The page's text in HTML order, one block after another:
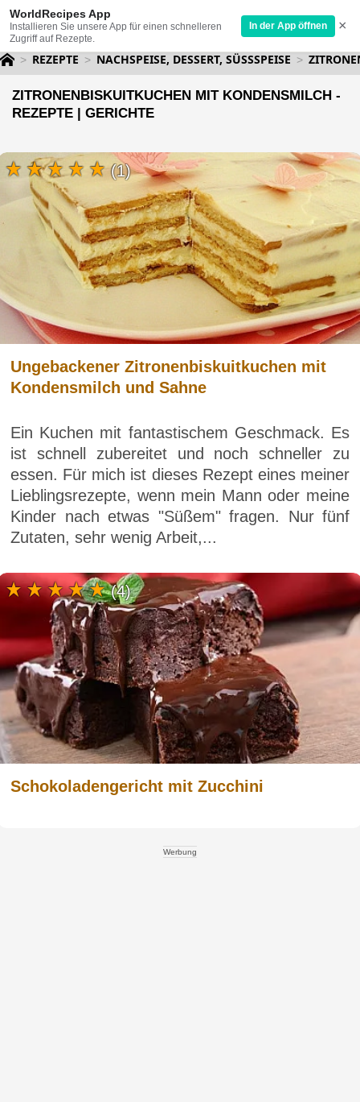
WorldRecipes App
Installieren Sie unsere App für einen schnelleren
Zugriff auf Rezepte.
In der App öffnen ×
REZEPTE NACHSPEISE, DESSERT, SÜSSSPEISE
ZITRONENBISKUITKUCHEN MIT KONDENSMILCH -
REZEPTE | GERICHTE
Ungebackener Zitronenbiskuitkuchen mit
Kondensmilch und Sahne
Ein Kuchen mit fantastischem Geschmack. Es
ist schnell zubereitet und noch schneller zu
essen. Für mich ist dieses Rezept eines meiner
Lieblingsrezepte, wenn mein Mann oder meine
Kinder nach etwas "Süßem" fragen. Nur fünf
Zutaten, sehr wenig Arbeit,...
(1)
Schokoladengericht mit Zucchini
(4)
Werbung